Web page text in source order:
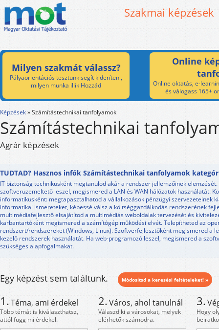
Szakmai képzések
Milyen szakmát válassz?
Pályaorientációs tesztünk segít kideríteni,
milyen munka illik Hozzád
Online
Online oktatás, e-
és válogass 165+
Képzések»Számítástechnikai tanfolyamok
Számítástechnikai
Agrár képzések
TUDTAD? Hasznos infók Számítástechnikai tanfolyamok
IT biztonság technikusként megtanulod akár a rendszer jellemzőinek
szoftverüzemeltető leszel, megismered a LAN és WAN hálózatok használatát.
informatikusként: megtapasztalhatod a vállalkozások pénzügyi szervezeteinek
informatikai ismereteket, képessé válsz a költséggazdálkodás rendszerének
multimédiafejlesztő elsajátítod a multimédiás weboldalak tervezését és
karbantartóként megismered a számítógép működési elvét. Telepítheted az
rendszert/rendszereket (Windows, Linux). Szoftverfejlesztőként megismered a
kezelő rendszerek használatát. Ha web-programozó leszel, megismered a
szükséges alapfogalmakat.
Egy képzést sem találtunk. Módosítsd a keresési feltételeket! »
1.Téma, ami érdekel
Több témát is kiválaszthatsz,
attól függ mi érdekel.
2.Város, ahol tanulnál
Válaszd ki a városokat, melyek
elérhetők számodra.
3.
Hogy